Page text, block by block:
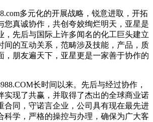
多元化的开展战略，锐意进取，开拓
您真诚协作，共创夸姣绚烂明天，亚星是
，先后与国际上许多闻名的化工巨头建立
间的互动关系，范畴涉及技能，产品，质
，朋友遍天下，亚星更是一家善于协作的
长时间以来。先后与经过协作，
实现了共赢，并取得了杰出的全球商业诺
合同，守诺言企业，公司具有现在最先进
科学，严格的操控与办理，确保为广大客